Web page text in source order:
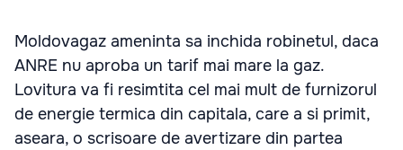
Moldovagaz ameninta sa inchida robinetul, daca
ANRE nu aproba un tarif mai mare la gaz.
Lovitura va fi resimtita cel mai mult de furnizorul
de energie termica din capitala, care a si primit,
aseara, o scrisoare de avertizare din partea